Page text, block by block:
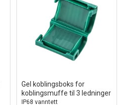
Gel koblingsboks for
koblingsmuffe til 3 ledninger
IP68 vanntett